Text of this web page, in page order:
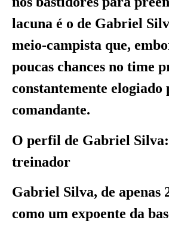
lacuna é o de Gabriel
meio-campista que,
poucas chances no time
constantemente elogiado
comandante.
O perfil de Gabriel Silva:
treinador
Gabriel Silva, de apenas
como um expoente da